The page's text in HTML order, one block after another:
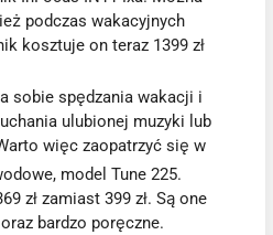
podczas wakacyjnych
kosztuje on teraz 1399 zł
sobie spędzania wakacji i
ulubionej muzyki lub
więc zaopatrzyć się w
model Tune 225.
zł zamiast 399 zł. Są one
bardzo poręczne.